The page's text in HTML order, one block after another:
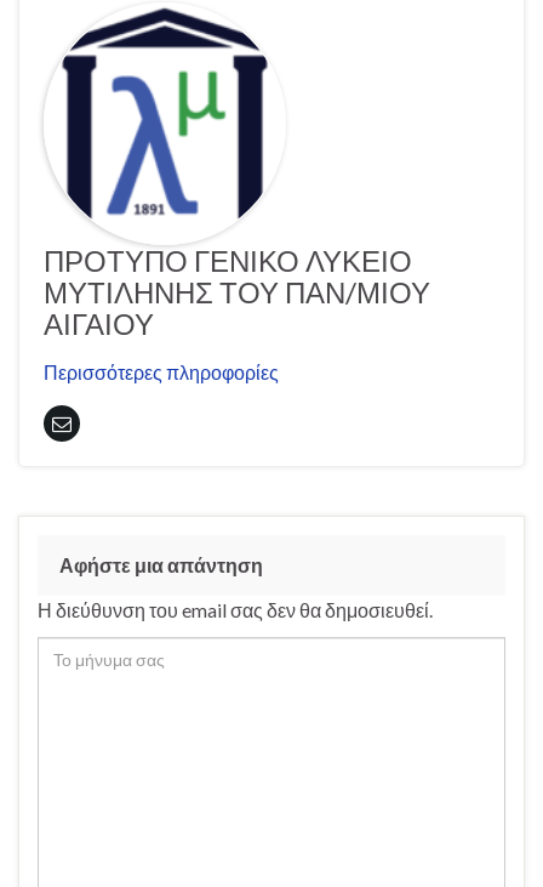
ΠΡΟΤΥΠΟ ΓΕΝΙΚΟ ΛΥΚΕΙΟ
ΜΥΤΙΛΗΝΗΣ ΤΟΥ ΠΑΝ/ΜΙΟΥ
ΑΙΓΑΙΟΥ
Περισσότερες πληροφορίες
Αφήστε μια απάντηση
Η διεύθυνση του email σας δεν θα δημοσιευθεί.